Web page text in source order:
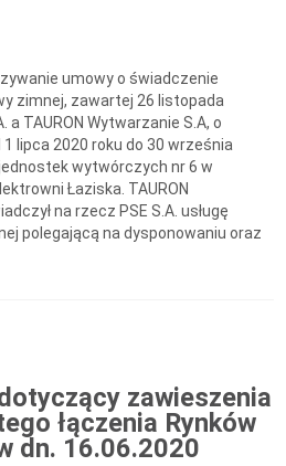
umowy o świadczenie
zimnej, zawartej 26 listopada
a TAURON Wytwarzanie S.A, o
lipca 2020 roku do 30 września
wytwórczych nr 6 w
Łaziska. TAURON
na rzecz PSE S.A. usługę
polegającą na dysponowaniu oraz
zawieszenia
łączenia Rynków
dn. 16.06.2020